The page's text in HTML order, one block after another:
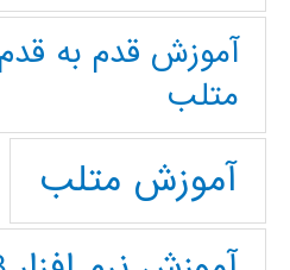
آموزش قدم به قدم
متلب
آموزش متلب